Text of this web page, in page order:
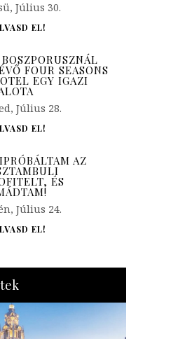
Július 30.
EL!
FOUR SEASONS
EGY IGAZI
Július 28.
EL!
AZ
ÉS
Július 24.
EL!